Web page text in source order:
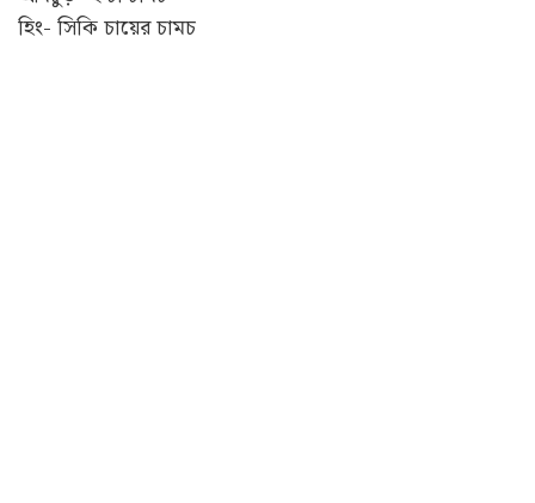
হিং- সিকি চায়ের চামচ